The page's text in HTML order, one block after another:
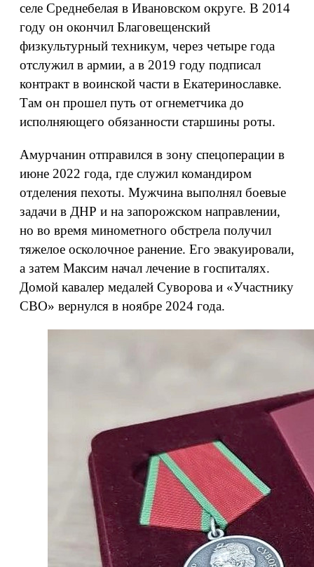
селе Среднебелая в Ивановском округе. В 2014
году он окончил Благовещенский
физкультурный техникум, через четыре года
отслужил в армии, а в 2019 году подписал
контракт в воинской части в Екатеринославке.
Там он прошел путь от огнеметчика до
исполняющего обязанности старшины роты.
Амурчанин отправился в зону спецоперации в
июне 2022 года, где служил командиром
отделения пехоты. Мужчина выполнял боевые
задачи в ДНР и на запорожском направлении,
но во время минометного обстрела получил
тяжелое осколочное ранение. Его эвакуировали,
а затем Максим начал лечение в госпиталях.
Домой кавалер медалей Суворова и «Участнику
СВО» вернулся в ноябре 2024 года.